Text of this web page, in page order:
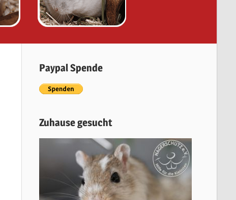
Paypal Spende
Zuhause gesucht